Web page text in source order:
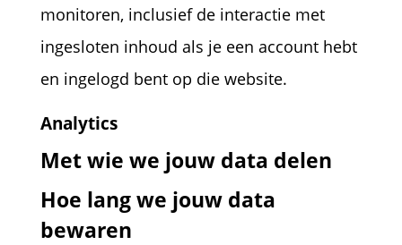
monitoren, inclusief de interactie met
ingesloten inhoud als je een account hebt
en ingelogd bent op die website.
Analytics
Met wie we jouw data delen
Hoe lang we jouw data
bewaren